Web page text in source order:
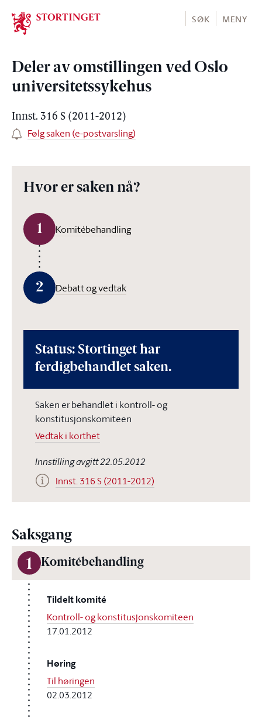
Stortinget.no
SØK MENY
Deler av omstillingen ved Oslo
universitetssykehus
Innst. 316 S (2011-2012)
Følg saken (e-postvarsling)
Hvor er saken nå?
1 Komitébehandling
2 Debatt og vedtak
Status: Stortinget har
ferdigbehandlet saken.
Saken er behandlet i kontroll- og
konstitusjonskomiteen
Vedtak i korthet
Innstilling avgitt 22.05.2012
Innst. 316 S (2011-2012)
Saksgang
1 Komitébehandling
Tildelt komité
Kontroll- og konstitusjonskomiteen
17.01.2012
Høring
Til høringen
02.03.2012